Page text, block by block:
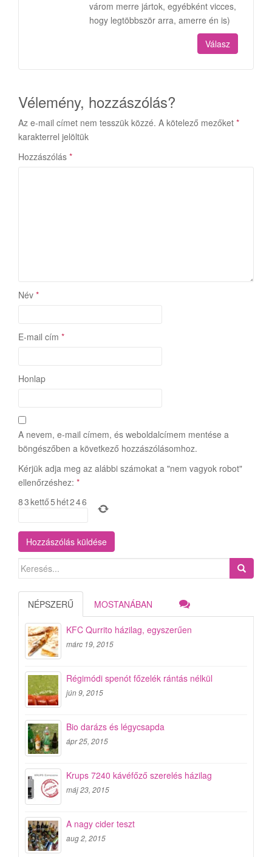
várom merre jártok, egyébként vicces,
hogy legtöbbször arra, amerre én is)
Válasz
Vélemény, hozzászólás?
Az e-mail címet nem tesszük közzé. A kötelező mezőket *
karakterrel jelöltük
Hozzászólás *
Név *
E-mail cím *
Honlap
A nevem, e-mail címem, és weboldalcímem mentése a
böngészőben a következő hozzászólásomhoz.
Kérjük adja meg az alábbi számokat a "nem vagyok robot"
ellenőrzéshez: *
83kettő5 hét246
Search
NÉPSZERŰ MOSTANÁBAN
KFC Qurrito házilag, egyszerűen
márc 19, 2015
Régimódi spenót főzelék rántás nélkül
jún 9, 2015
Bio darázs és légycsapda
ápr 25, 2015
Krups 7240 kávéfőző szerelés házilag
máj 23, 2015
A nagy cider teszt
aug 2, 2015